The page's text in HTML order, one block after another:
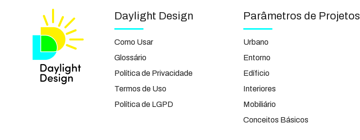
Daylight Design
Como Usar
Glossário
Política de Privacidade
Termos de Uso
Política de LGPD
Parâmetros de Projetos
Urbano
Entorno
Edíficio
Interiores
Mobiliário
Conceitos Básicos